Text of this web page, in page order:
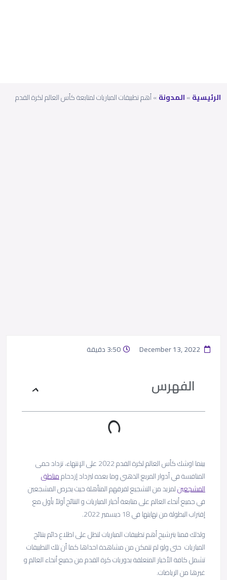
الرئيسية»المدونة»أهم تطبيقات المباريات لمتابعة كأس العالم لكرة القدم
3:50 دقيقة
الفهرس
بينما اوشك كأس العالم لكرة القدم 2022 على الإنتهاء، تزداد حمى
المنافسة في أدوار المربع الذهبي وما بعده ليزداد إزدحاممناطق
المشجعينلمزيد من التشجيع لفرقهم المتأهلة حيث يحرص المشجعين
في جميع أنحاء العالم على متابعة أخبار المباريات و النتائج أولاً بأول مع
إقتراب البطولة من نهايتها في 18 ديسمبر 2022.
ولذلك قمنا بترشيح أهم تطبيقات المباريات لتظل على اطلاع دائم بنتائج
المباريات حتى ولو لم تتمكن من مشاهدة احداها كما أن تلك التطبيقات
تشمل كافة الأخبار المتعلقة بدوريات كرة القدم من جميع أنحاء العالم و
غيرها من الرياضات.